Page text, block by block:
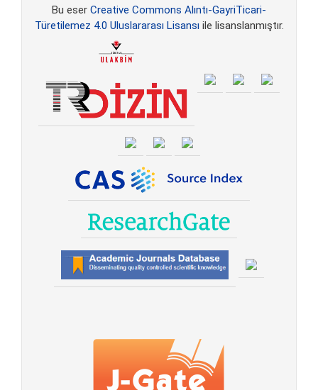
Bu eser Creative Commons Alıntı-GayriTicari-
Türetilemez 4.0 Uluslararası Lisansı ile lisanslanmıştır.